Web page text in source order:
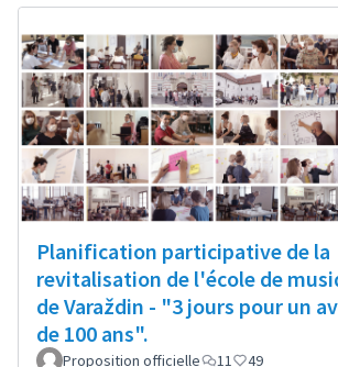
Planification participative de la
revitalisation de l'école de
de Varaždin - "3 jours pour un
de 100 ans".
Proposition officielle 11 49